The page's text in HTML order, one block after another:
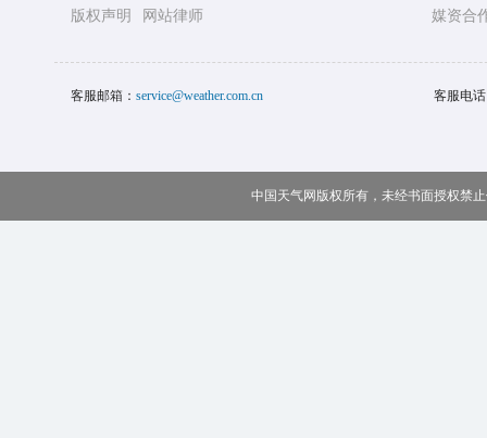
版权声明
网站律师
媒资合
客服邮箱： service@weather.com.cn 客服电
中国天气网版权所有，未经书面授权